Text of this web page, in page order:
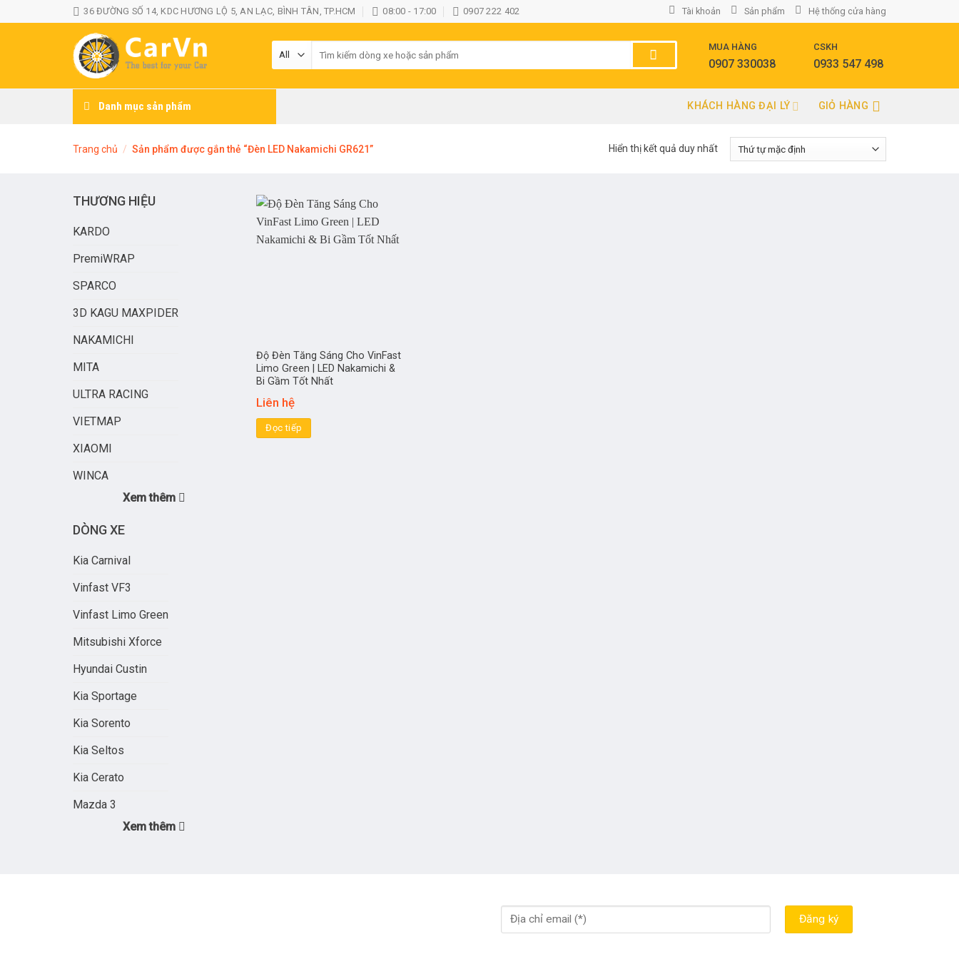
to
36 ĐƯỜNG SỐ 14, KDC HƯƠNG LỘ 5, AN LẠC, BÌNH TÂN, TP.HCM 08:00 - 17:00 0907 222 402 Tài khoản Sản phẩm Hệ thống cửa hàng
MUA HÀNG
0907 330038
CSKH
0933 547 498
Danh mục sản phẩm KHÁCH HÀNG ĐẠI LÝ GIỎ HÀNG
Trang chủ / Sản phẩm được gắn thẻ “Đèn LED Nakamichi GR621” Hiển thị kết quả duy nhất
THƯƠNG HIỆU
KARDO
PremiWRAP
SPARCO
3D KAGU MAXPIDER
NAKAMICHI
MITA
ULTRA RACING
VIETMAP
XIAOMI
WINCA
Xem thêm
DÒNG XE
Kia Carnival
Vinfast VF3
Vinfast Limo Green
Mitsubishi Xforce
Hyundai Custin
Kia Sportage
Kia Sorento
Kia Seltos
Kia Cerato
Mazda 3
Xem thêm
Độ Đèn Tăng Sáng Cho VinFast
Limo Green | LED Nakamichi &
Bi Gầm Tốt Nhất
Liên hệ
Đọc tiếp